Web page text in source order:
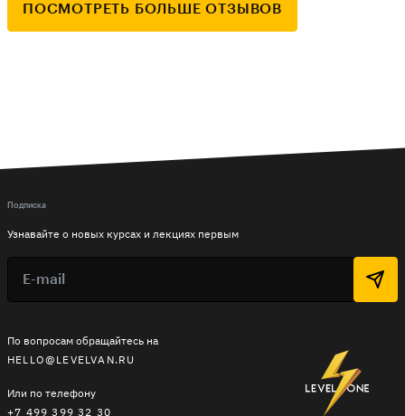
ПОСМОТРЕТЬ БОЛЬШЕ ОТЗЫВОВ
По вопросам обращайтесь на
HELLO@LEVELVAN.RU
Или по телефону
+7 499 399 32 30
Подписка
Узнавайте о новых курсах и лекциях первым